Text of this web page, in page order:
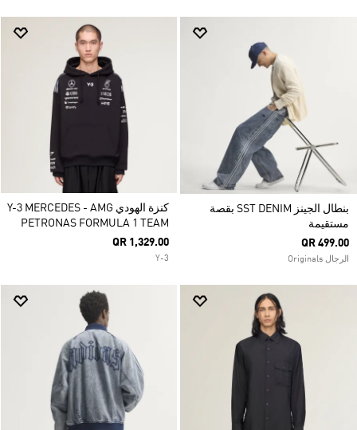
بنطال الجينز SST DENIM بقصة
مستقيمة
QR 499.00
الرجال Originals
كنزة الهودي Y-3 MERCEDES - AMG
PETRONAS FORMULA 1 TEAM
QR 1,329.00
Y-3